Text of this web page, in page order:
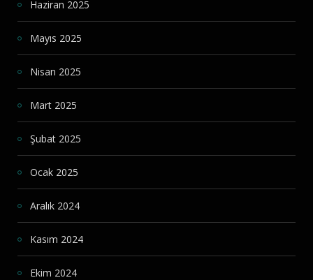
Haziran 2025
Mayıs 2025
Nisan 2025
Mart 2025
Şubat 2025
Ocak 2025
Aralık 2024
Kasım 2024
Ekim 2024